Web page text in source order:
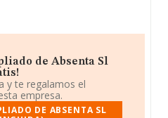
de Absenta Sl
y te regalamos el
empresa.
DE ABSENTA SL